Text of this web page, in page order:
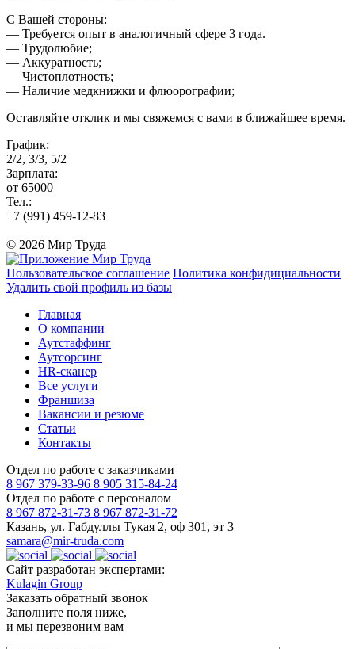
С Вашей стороны:
— Требуется опыт в аналогичный сфере 3 года.
— Трудолюбие;
— Аккуратность;
— Чистоплотность;
— Наличие медкнижки и флюорографии;
Оставляйте отклик и мы свяжемся с вами в ближайшее время.
График:
2/2, 3/3, 5/2
Зарплата:
от 65000
Тел.:
+7 (991) 459-12-83
© 2026 Мир Труда
Пользовательское соглашение Политика конфидициальности
Удалить свой профиль из базы
Главная
О компании
Аутстаффинг
Аутсорсинг
HR-сканер
Все услуги
Франшиза
Вакансии и резюме
Статьи
Контакты
Отдел по работе с заказчиками
8 967 379-33-96 8 905 315-84-24
Отдел по работе с персоналом
8 967 872-31-73 8 967 872-31-72
Казань, ул. Габдуллы Тукая 2, оф 301, эт 3
samara@mir-truda.com
Сайт разработан экспертами:
Kulagin Group
Заказать обратный звонок
Заполните поля ниже,
и мы перезвоним вам